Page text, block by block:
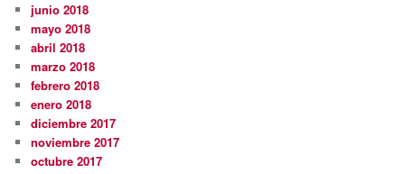
junio 2018
mayo 2018
abril 2018
marzo 2018
febrero 2018
enero 2018
diciembre 2017
noviembre 2017
octubre 2017